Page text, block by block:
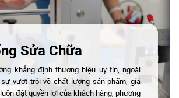
Sửa Chữa
khẳng định thương hiệu uy tín, ngoài
vượt trội về chất lượng sản phẩm, giá
đặt quyền lợi của khách hàng, phương